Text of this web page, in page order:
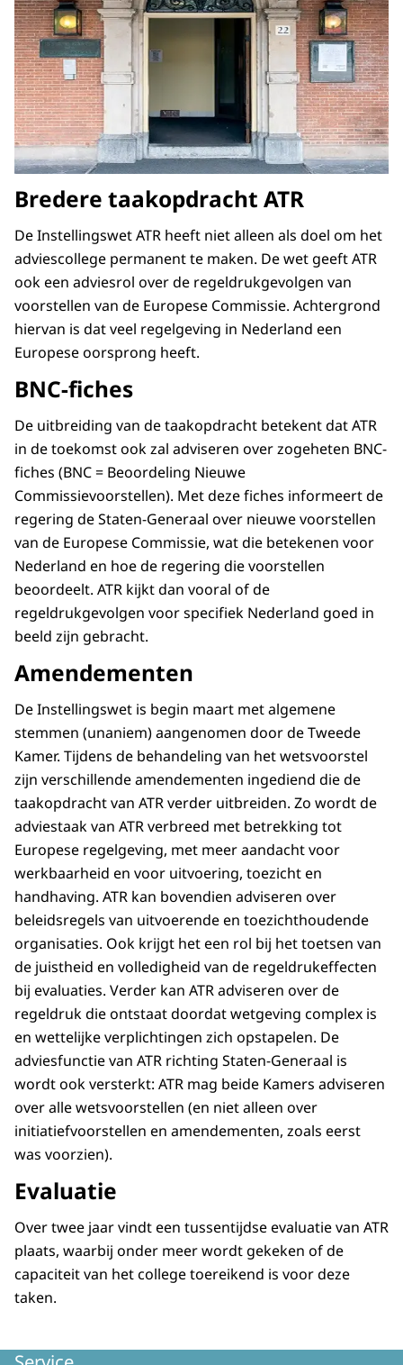
Bredere taakopdracht ATR
De Instellingswet ATR heeft niet alleen als doel om het
adviescollege permanent te maken. De wet geeft ATR
ook een adviesrol over de regeldrukgevolgen van
voorstellen van de Europese Commissie. Achtergrond
hiervan is dat veel regelgeving in Nederland een
Europese oorsprong heeft.
BNC-fiches
De uitbreiding van de taakopdracht betekent dat ATR
in de toekomst ook zal adviseren over zogeheten BNC-
fiches (BNC = Beoordeling Nieuwe
Commissievoorstellen). Met deze fiches informeert de
regering de Staten-Generaal over nieuwe voorstellen
van de Europese Commissie, wat die betekenen voor
Nederland en hoe de regering die voorstellen
beoordeelt. ATR kijkt dan vooral of de
regeldrukgevolgen voor specifiek Nederland goed in
beeld zijn gebracht.
Amendementen
De Instellingswet is begin maart met algemene
stemmen (unaniem) aangenomen door de Tweede
Kamer. Tijdens de behandeling van het wetsvoorstel
zijn verschillende amendementen ingediend die de
taakopdracht van ATR verder uitbreiden. Zo wordt de
adviestaak van ATR verbreed met betrekking tot
Europese regelgeving, met meer aandacht voor
werkbaarheid en voor uitvoering, toezicht en
handhaving. ATR kan bovendien adviseren over
beleidsregels van uitvoerende en toezichthoudende
organisaties. Ook krijgt het een rol bij het toetsen van
de juistheid en volledigheid van de regeldrukeffecten
bij evaluaties. Verder kan ATR adviseren over de
regeldruk die ontstaat doordat wetgeving complex is
en wettelijke verplichtingen zich opstapelen. De
adviesfunctie van ATR richting Staten-Generaal is
wordt ook versterkt: ATR mag beide Kamers adviseren
over alle wetsvoorstellen (en niet alleen over
initiatiefvoorstellen en amendementen, zoals eerst
was voorzien).
Evaluatie
Over twee jaar vindt een tussentijdse evaluatie van ATR
plaats, waarbij onder meer wordt gekeken of de
capaciteit van het college toereikend is voor deze
taken.